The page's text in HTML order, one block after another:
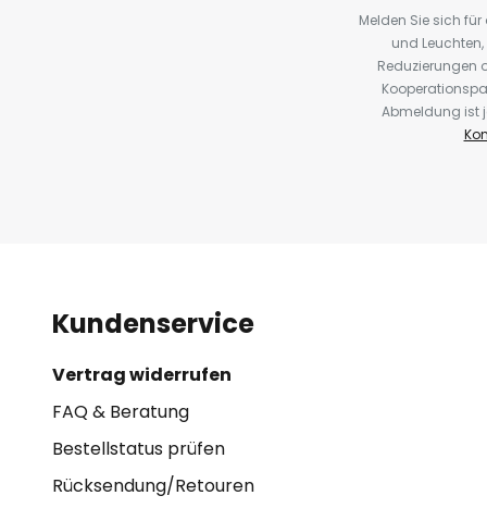
Melden Sie sich
und
Reduzierungen
Abmeldung ist
Kundenservice
Vertrag widerrufen
FAQ & Beratung
Bestellstatus prüfen
Rücksendung/Retouren